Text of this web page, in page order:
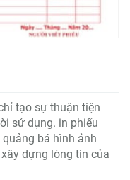
tạo sự thuận tiện
sử dụng. in phiếu
bá hình ảnh
dựng lòng tin của